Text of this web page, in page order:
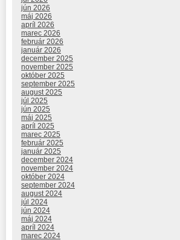
jún 2026
máj 2026
apríl 2026
marec 2026
február 2026
január 2026
december 2025
november 2025
október 2025
september 2025
august 2025
júl 2025
jún 2025
máj 2025
apríl 2025
marec 2025
február 2025
január 2025
december 2024
november 2024
október 2024
september 2024
august 2024
júl 2024
jún 2024
máj 2024
apríl 2024
marec 2024